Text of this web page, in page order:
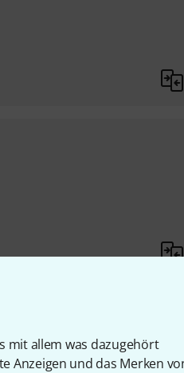
mit allem was dazugehört
Anzeigen und das Merken